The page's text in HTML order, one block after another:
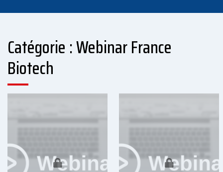
Catégorie : Webinar France
Biotech